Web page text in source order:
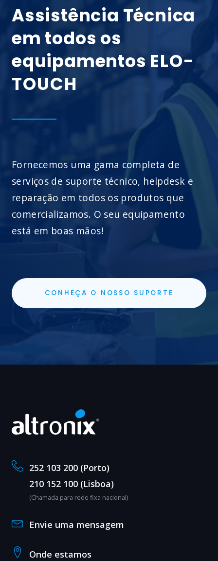
Assistência Técnica
em todos os
equipamentosELO-
TOUCH
Fornecemos uma gama completa de
serviços de suporte técnico, helpdesk e
reparação em todos os produtos que
comercializamos. O seu equipamento
está em boas mãos!
CONHEÇA O NOSSO SUPORTE
252 103 200 (Porto)
210 152 100 (Lisboa)
(Chamada para rede fixa nacional)
Envie uma mensagem
Onde estamos